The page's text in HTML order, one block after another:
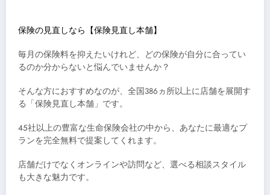
保険の見直しなら【保険見直し本舗】
毎月の保険料を抑えたいけれど、どの保険が自分に合ってい
るのか分からないと悩んでいませんか？
そんな方におすすめなのが、全国386ヵ所以上に店舗を展開す
る「保険見直し本舗」です。
45社以上の豊富な生命保険会社の中から、あなたに最適なプ
ランを完全無料で提案してくれます。
店舗だけでなくオンラインや訪問など、選べる相談スタイル
も大きな魅力です。